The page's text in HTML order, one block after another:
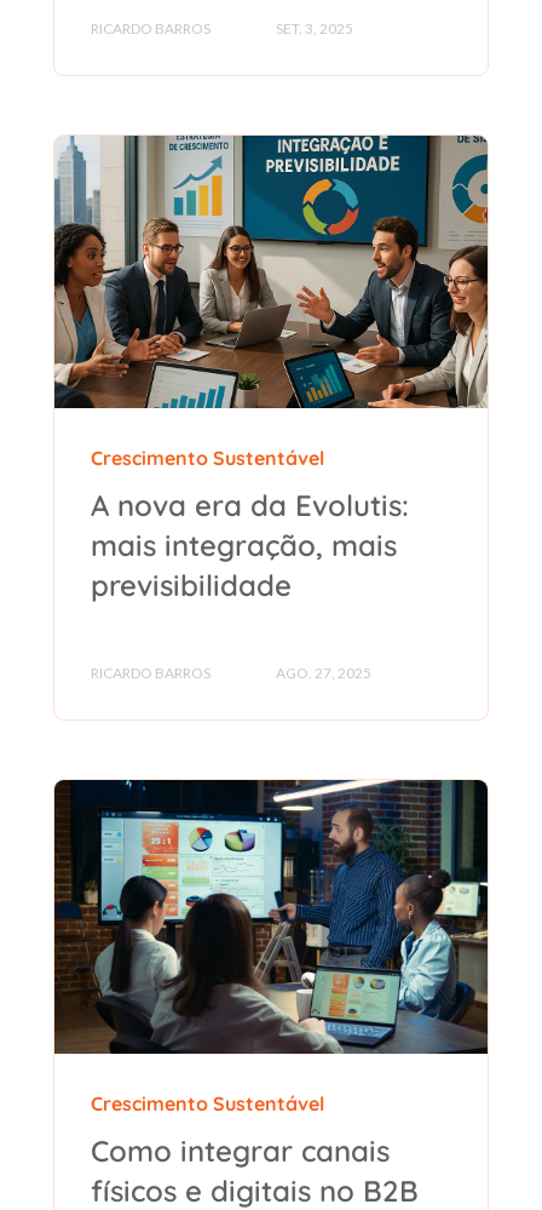
RICARDO BARROS SET. 3, 2025
Crescimento Sustentável
A nova era da Evolutis:
mais integração, mais
previsibilidade
RICARDO BARROS AGO. 27, 2025
Crescimento Sustentável
Como integrar canais
físicos e digitais no B2B